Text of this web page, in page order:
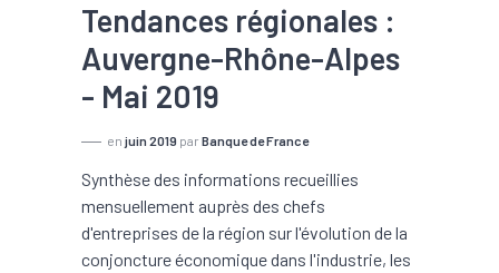
Tendances régionales :
Auvergne-Rhône-Alpes
- Mai 2019
en juin 2019 par Banque de France
Synthèse des informations recueillies
mensuellement auprès des chefs
d'entreprises de la région sur l'évolution de la
conjoncture économique dans l'industrie, les